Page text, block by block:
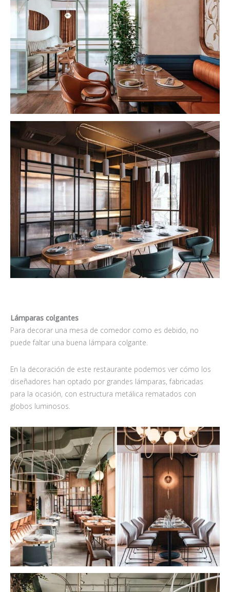
Lámparas colgantes
Para decorar una mesa de comedor como es debido, no
puede faltar una buena lámpara colgante.
En la decoración de este restaurante podemos ver cómo los
diseñadores han optado por grandes lámparas, fabricadas
para la ocasión, con estructura metálica rematados con
globos luminosos.